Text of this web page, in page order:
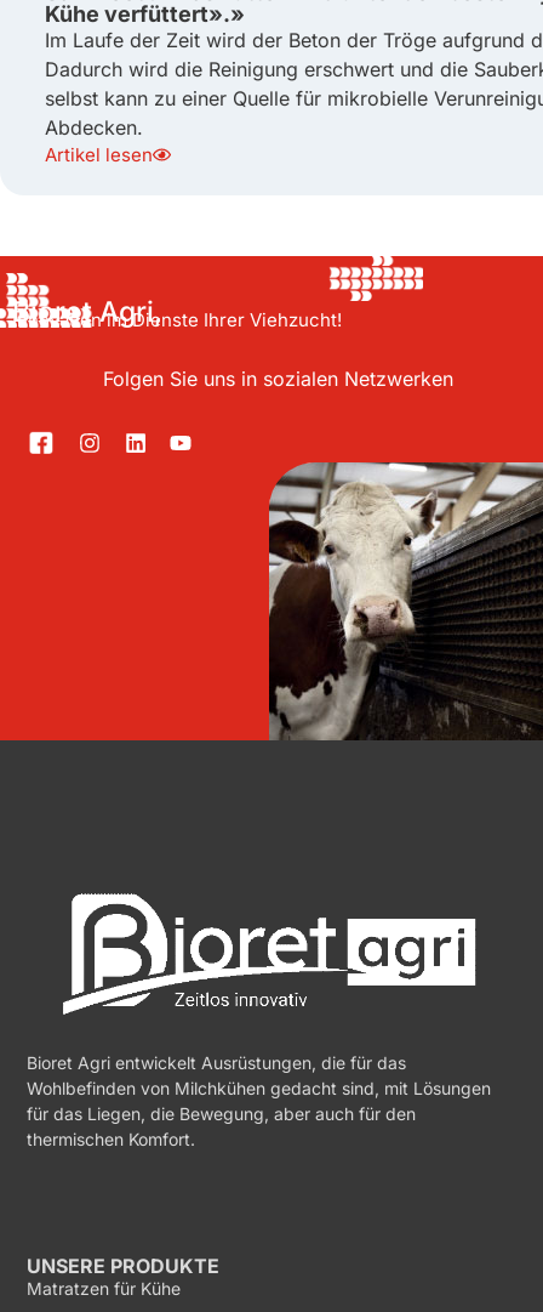
Kühe verfüttert».»
Im Laufe der Zeit wird der Beton der Tröge aufgrund
Dadurch wird die Reinigung erschwert und die
selbst kann zu einer Quelle für mikrobielle
Abdecken.
Artikel lesen
Bioret Agri,
Innovation im Dienste Ihrer Viehzucht!
Folgen Sie uns in sozialen Netzwerken
Bioret Agri entwickelt Ausrüstungen, die für das
Wohlbefinden von Milchkühen gedacht sind, mit Lösungen
für das Liegen, die Bewegung, aber auch für den
thermischen Komfort.
UNSERE PRODUKTE
Matratzen für Kühe